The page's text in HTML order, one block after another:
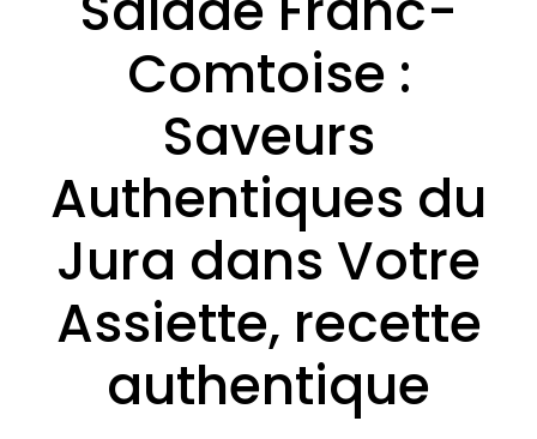
Comtoise :
Saveurs
Authentiques du
Jura dans Votre
Assiette, recette
authentique